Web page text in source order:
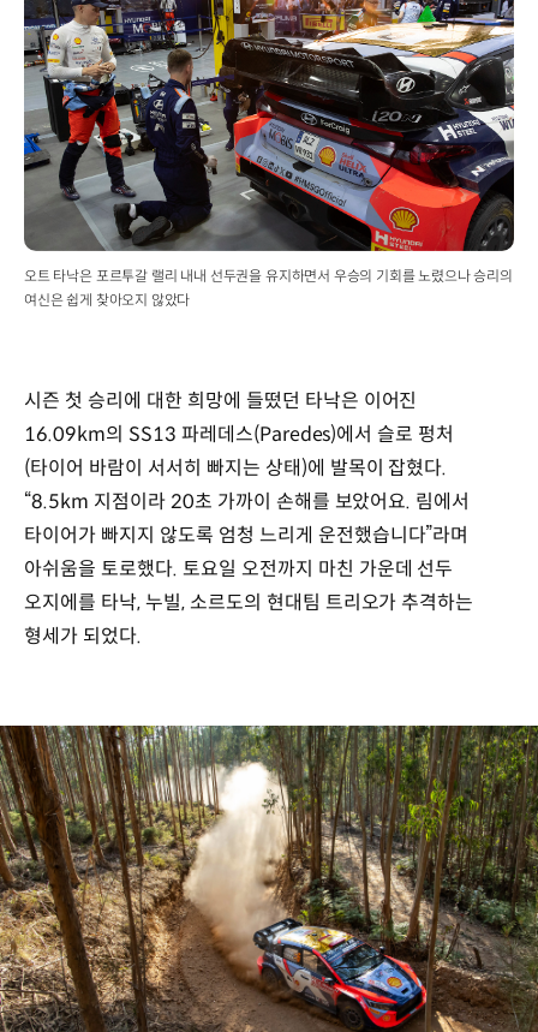
오트 타낙은 포르투갈 랠리 내내 선두권을 유지하면서 우승의 기회를 노렸으나 승리의
여신은 쉽게 찾아오지 않았다
시즌 첫 승리에 대한 희망에 들떴던 타낙은 이어진
16.09km의 SS13 파레데스(Paredes)에서 슬로 펑처
(타이어 바람이 서서히 빠지는 상태)에 발목이 잡혔다.
“8.5km 지점이라 20초 가까이 손해를 보았어요. 림에서
타이어가 빠지지 않도록 엄청 느리게 운전했습니다”라며
아쉬움을 토로했다. 토요일 오전까지 마친 가운데 선두
오지에를 타낙, 누빌, 소르도의 현대팀 트리오가 추격하는
형세가 되었다.